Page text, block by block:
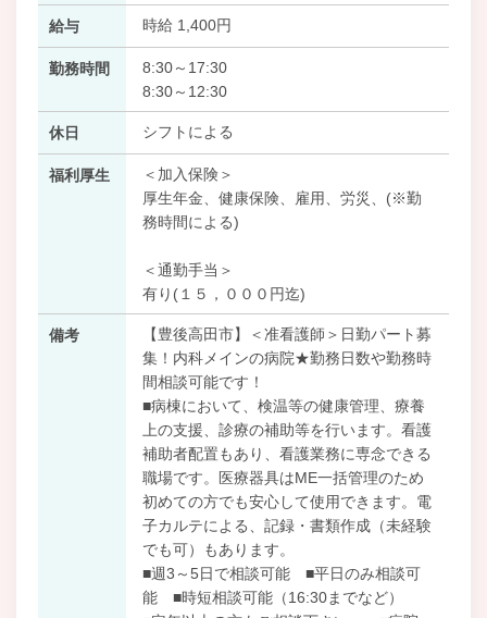
給与 時給 1,400円
勤務時間
8:30～17:30
8:30～12:30
休日 シフトによる
福利厚生
＜加入保険＞
厚生年金、健康保険、雇用、労災、(※勤
務時間による)
＜通勤手当＞
有り(１５，０００円迄)
備考
【豊後高田市】＜准看護師＞日勤パート募
集！内科メインの病院★勤務日数や勤務時
間相談可能です！
■病棟において、検温等の健康管理、療養
上の支援、診療の補助等を行います。看護
補助者配置もあり、看護業務に専念できる
職場です。医療器具はME一括管理のため
初めての方でも安心して使用できます。電
子カルテによる、記録・書類作成（未経験
でも可）もあります。
■週3～5日で相談可能 ■平日のみ相談可
能 ■時短相談可能（16:30までなど）